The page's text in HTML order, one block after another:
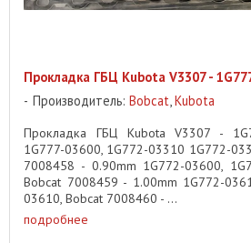
Прокладка ГБЦ Kubota V3307 -
Производитель: Bobcat,Kubota
Прокладка ГБЦ Kubota V3307 -
1G777-03600, 1G772-03310 1G772-
7008458 - 0.90mm 1G772-03600,
Bobcat 7008459 - 1.00mm 1G772-
03610, Bobcat 7008460 - ...
подробнее